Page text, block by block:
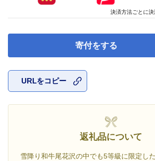
寄付をする
URLをコピー
返礼品について
雪降り和牛尾花沢の中でも5等級に限定し
決済方法ごとに決